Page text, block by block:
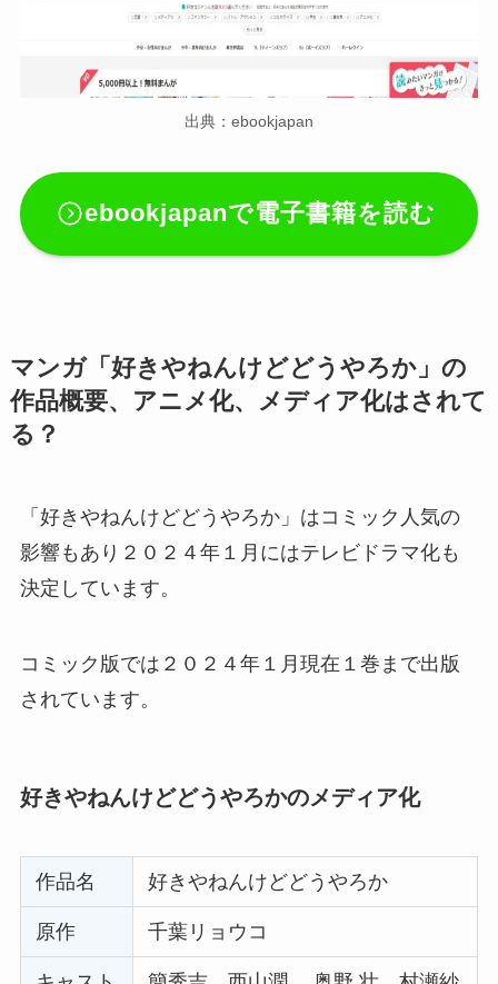
出典：ebookjapan
ebookjapanで電子書籍を読む
マンガ「好きやねんけどどうやろか」の
作品概要、アニメ化、メディア化はされて
る？
「好きやねんけどどうやろか」はコミック人気の
影響もあり２０２４年１月にはテレビドラマ化も
決定しています。
コミック版では２０２４年１月現在１巻まで出版
されています。
好きやねんけどどうやろかのメディア化
作品名 好きやねんけどどうやろか
原作 千葉リョウコ